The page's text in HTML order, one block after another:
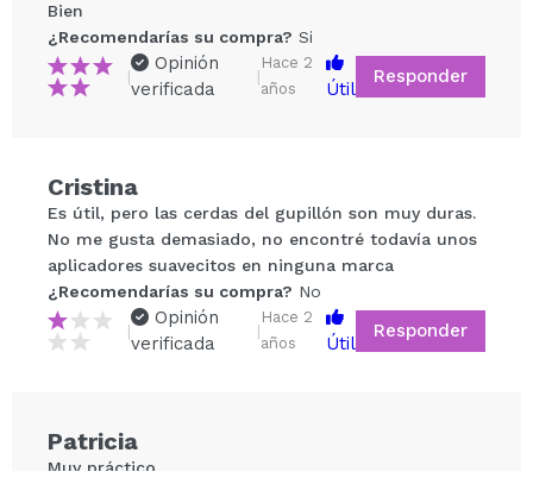
Compartir un vídeo o una foto
Tu vídeo podría ser el primero. Imagínatelo...
¿Recomendarías su compra? Si No
5/5
Bien
¿Recomendarías su compra? Si
|
Opinión
verificada
|
Hace 2
años
Útil
Responder
Cristina
Es útil, pero las cerdas del gupillón son muy duras.
No me gusta demasiado, no encontré todavía unos
aplicadores suavecitos en ninguna marca
¿Recomendarías su compra? No
|
Opinión
verificada
|
Hace 2
años
Útil
Responder
Patricia
Muy práctico